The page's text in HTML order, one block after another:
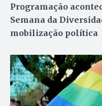
Programação
Semana da
mobilização política